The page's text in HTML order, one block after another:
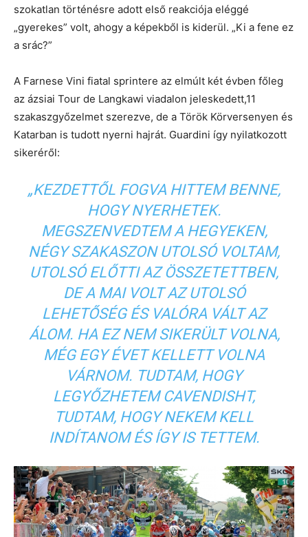
szokatlan történésre adott első reakciója eléggé
„gyerekes” volt, ahogy a képekből is kiderül. „Ki a fene ez
a srác?”
A Farnese Vini fiatal sprintere az elmúlt két évben főleg
az ázsiai Tour de Langkawi viadalon jeleskedett,11
szakaszgyőzelmet szerezve, de a Török Körversenyen és
Katarban is tudott nyerni hajrát. Guardini így nyilatkozott
sikeréről:
„KEZDETTŐL FOGVA HITTEM BENNE,
HOGY NYERHETEK.
MEGSZENVEDTEM A HEGYEKEN,
NÉGY SZAKASZON UTOLSÓ VOLTAM,
UTOLSÓ ELŐTTI AZ ÖSSZETETTBEN,
DE A MAI VOLT AZ UTOLSÓ
LEHETŐSÉG ÉS VALÓRA VÁLT AZ
ÁLOM. HA EZ NEM SIKERÜLT VOLNA,
MÉG EGY ÉVET KELLETT VOLNA
VÁRNOM. TUDTAM, HOGY
LEGYŐZHETEM CAVENDISHT,
TUDTAM, HOGY NEKEM KELL
INDÍTANOM ÉS ÍGY IS TETTEM.